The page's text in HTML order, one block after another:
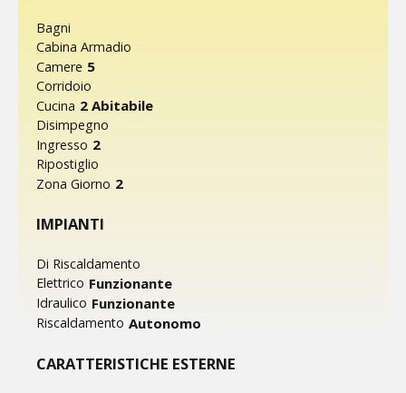
Bagni
Cabina Armadio
Camere 5
Corridoio
Cucina 2 Abitabile
Disimpegno
Ingresso 2
Ripostiglio
Zona Giorno 2
IMPIANTI
Di Riscaldamento
Elettrico Funzionante
Idraulico Funzionante
Riscaldamento Autonomo
CARATTERISTICHE ESTERNE